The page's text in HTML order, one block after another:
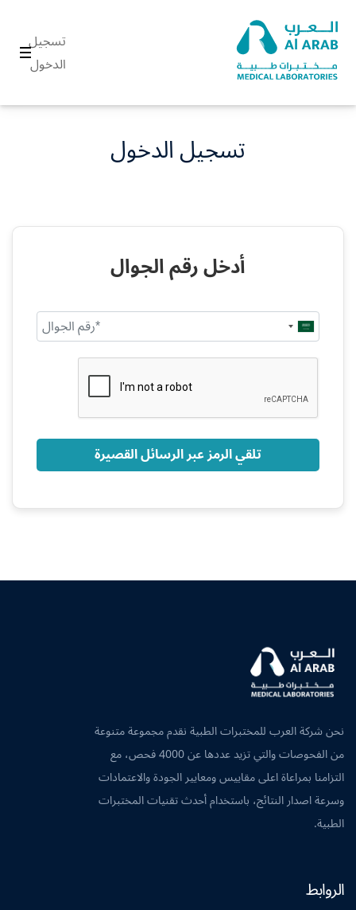
تسجيل
الدخول
تسجيل الدخول
أدخل رقم الجوال
Saudi
Arabia
تلقي الرمز عبر الرسائل القصيرة
نحن شركة العرب للمختبرات الطبية نقدم مجموعة متنوعة
من الفحوصات والتي تزيد عددها عن 4000 فحص، مع
التزامنا بمراعاة اعلى مقاييس ومعايير الجودة والاعتمادات
وسرعة اصدار النتائج، باستخدام أحدث تقنيات المختبرات
الطبية.
الروابط